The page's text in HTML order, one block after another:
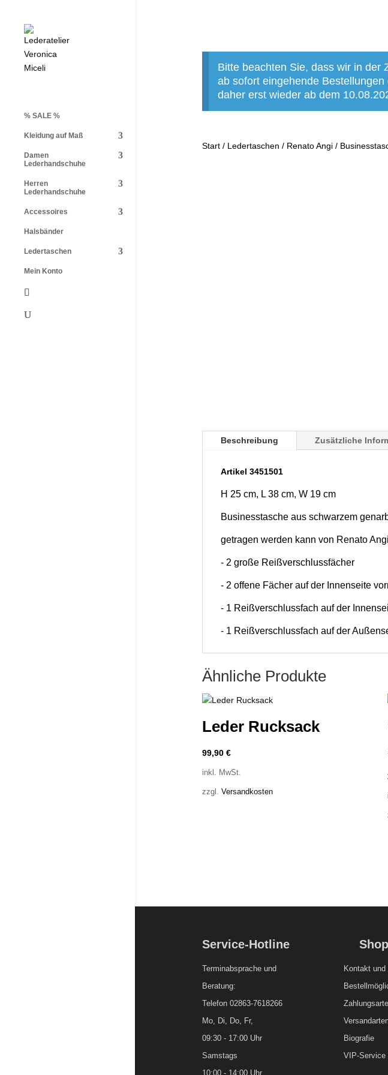
% SALE %
Kleidung auf Maß
Damen
Lederhandschuhe
Herren
Lederhandschuhe
Accessoires
Halsbänder
Ledertaschen
Mein Konto
Bitte beachten Sie, dass wir in der
ab sofort eingehende
daher erst wieder ab dem
Start/ Ledertaschen / Renato Angi/
Beschreibung Zusätzliche
Artikel 3451501
H 25 cm, L 38 cm, W 19 cm
Businesstasche aus schwarzem
getragen werden kann von Renato
- 2 große Reißverschlussfächer
- 2 offene Fächer auf der Innenseite
- 1 Reißverschlussfach auf der
- 1 Reißverschlussfach auf der
Ähnliche Produkte
Leder Rucksack
99,90 €
inkl. MwSt.
zzgl. Versandkosten
Service-Hotline
Terminabsprache und
Beratung:
Telefon 02863-7618266
Mo, Di, Do, Fr,
09:30 - 17:00 Uhr
Samstags
10:00 - 14:00 Uhr
Kontakt und
Biografie
VIP-Service